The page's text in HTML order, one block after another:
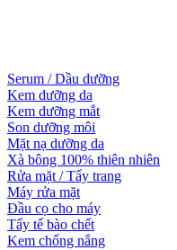
Serum / Dầu dưỡng
Kem dưỡng da
Kem dưỡng mắt
Son dưỡng môi
Mặt nạ dưỡng da
Xà bông 100% thiên nhiên
Rửa mặt / Tẩy trang
Máy rửa mặt
Đầu cọ cho máy
Tẩy tế bào chết
Kem chống nắng